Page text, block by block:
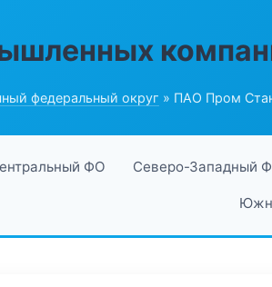
федеральный округ » ПАО Пром
ФО Северо-Западный